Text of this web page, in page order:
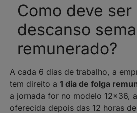
Como deve ser
descanso
remunerado?
A cada 6 dias de trabalho, a
tem direito a 1 dia de folga
a jornada for no modelo 12×36,
oferecida depois das 12 horas